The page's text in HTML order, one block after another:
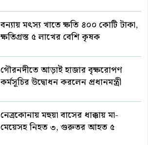
বন্যায় মৎস্য খাতে ক্ষতি ৪০০ কোটি টাকা,
ক্ষতিগ্রস্ত ৫ লাখের বেশি কৃষক
গৌরনদীতে আড়াই হাজার বৃক্ষরোপণ
কর্মসূচির উদ্বোধন করলেন প্রধানমন্ত্রী
নেত্রকোনায় মহুয়া বাসের ধাক্কায় মা-
মেয়েসহ নিহত ৩, গুরুতর আহত ৫